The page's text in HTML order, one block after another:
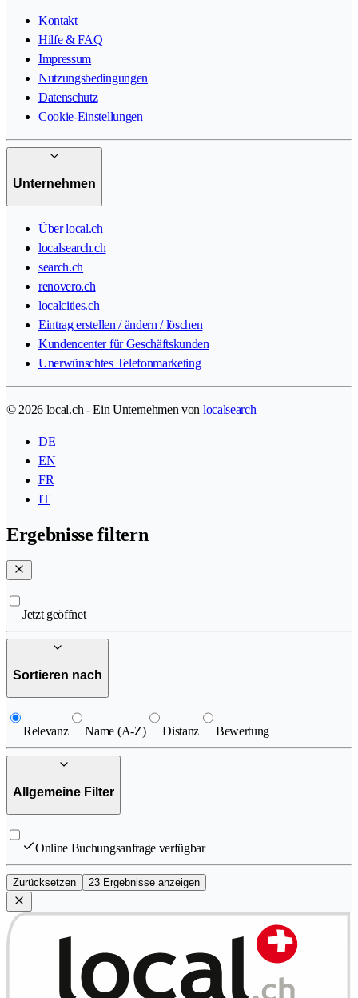
Kontakt
Hilfe & FAQ
Impressum
Nutzungsbedingungen
Datenschutz
Cookie-Einstellungen
Unternehmen
Über local.ch
localsearch.ch
search.ch
renovero.ch
localcities.ch
Eintrag erstellen / ändern / löschen
Kundencenter für Geschäftskunden
Unerwünschtes Telefonmarketing
© 2026 local.ch - Ein Unternehmen von localsearch
DE
EN
FR
IT
Ergebnisse filtern
Jetzt geöffnet
Sortieren nach
Relevanz Name (A-Z) Distanz Bewertung
Allgemeine Filter
Online Buchungsanfrage verfügbar
Zurücksetzen 23 Ergebnisse anzeigen